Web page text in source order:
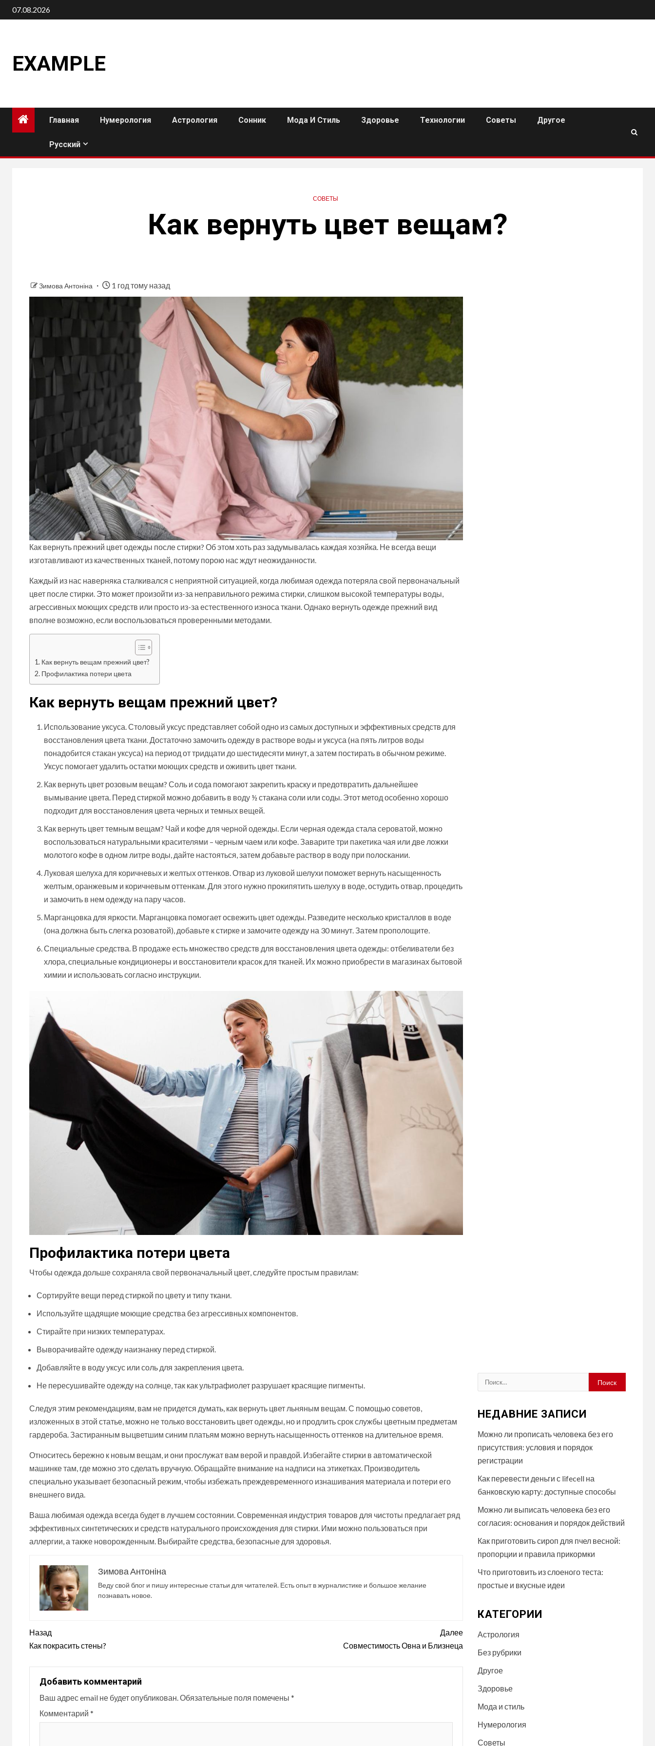
Перейти
к
07.08.2026
EXAMPLE
Главная Нумерология Астрология Сонник Мода И Стиль Здоровье Технологии Советы Другое
Русский
СОВЕТЫ
Как вернуть цвет вещам?
Зимова Антоніна 1 год тому назад
Как вернуть прежний цвет одежды после стирки? Об этом хоть раз задумывалась каждая хозяйка. Не всегда вещи
изготавливают из качественных тканей, потому порою нас ждут неожиданности.
Каждый из нас наверняка сталкивался с неприятной ситуацией, когда любимая одежда потеряла свой первоначальный
цвет после стирки. Это может произойти из-за неправильного режима стирки, слишком высокой температуры воды,
агрессивных моющих средств или просто из-за естественного износа ткани. Однако вернуть одежде прежний вид
вполне возможно, если воспользоваться проверенными методами.
Как вернуть вещам прежний цвет?
Профилактика потери цвета
Как вернуть вещам прежний цвет?
Использование уксуса. Столовый уксус представляет собой одно из самых доступных и эффективных средств для
восстановления цвета ткани. Достаточно замочить одежду в растворе воды и уксуса (на пять литров воды
понадобится стакан уксуса) на период от тридцати до шестидесяти минут, а затем постирать в обычном режиме.
Уксус помогает удалить остатки моющих средств и оживить цвет ткани.
Как вернуть цвет розовым вещам? Соль и сода помогают закрепить краску и предотвратить дальнейшее
вымывание цвета. Перед стиркой можно добавить в воду ½ стакана соли или соды. Этот метод особенно хорошо
подходит для восстановления цвета черных и темных вещей.
Как вернуть цвет темным вещам? Чай и кофе для черной одежды. Если черная одежда стала сероватой, можно
воспользоваться натуральными красителями – черным чаем или кофе. Заварите три пакетика чая или две ложки
молотого кофе в одном литре воды, дайте настояться, затем добавьте раствор в воду при полоскании.
Луковая шелуха для коричневых и желтых оттенков. Отвар из луковой шелухи поможет вернуть насыщенность
желтым, оранжевым и коричневым оттенкам. Для этого нужно прокипятить шелуху в воде, остудить отвар, процедить
и замочить в нем одежду на пару часов.
Марганцовка для яркости. Марганцовка помогает освежить цвет одежды. Разведите несколько кристаллов в воде
(она должна быть слегка розоватой), добавьте к стирке и замочите одежду на 30 минут. Затем прополощите.
Специальные средства. В продаже есть множество средств для восстановления цвета одежды: отбеливатели без
хлора, специальные кондиционеры и восстановители красок для тканей. Их можно приобрести в магазинах бытовой
химии и использовать согласно инструкции.
Профилактика потери цвета
Чтобы одежда дольше сохраняла свой первоначальный цвет, следуйте простым правилам:
Сортируйте вещи перед стиркой по цвету и типу ткани.
Используйте щадящие моющие средства без агрессивных компонентов.
Стирайте при низких температурах.
Выворачивайте одежду наизнанку перед стиркой.
Добавляйте в воду уксус или соль для закрепления цвета.
Не пересушивайте одежду на солнце, так как ультрафиолет разрушает красящие пигменты.
Следуя этим рекомендациям, вам не придется думать, как вернуть цвет льняным вещам. С помощью советов,
изложенных в этой статье, можно не только восстановить цвет одежды, но и продлить срок службы цветным предметам
гардероба. Застиранным выцветшим синим платьям можно вернуть насыщенность оттенков на длительное время.
Относитесь бережно к новым вещам, и они прослужат вам верой и правдой. Избегайте стирки в автоматической
машинке там, где можно это сделать вручную. Обращайте внимание на надписи на этикетках. Производитель
специально указывает безопасный режим, чтобы избежать преждевременного изнашивания материала и потери его
внешнего вида.
Ваша любимая одежда всегда будет в лучшем состоянии. Современная индустрия товаров для чистоты предлагает ряд
эффективных синтетических и средств натурального происхождения для стирки. Ими можно пользоваться при
аллергии, а также новорожденным. Выбирайте средства, безопасные для здоровья.
Зимова Антоніна
Веду свой блог и пишу интересные статьи для читателей. Есть опыт в журналистике и большое желание
познавать новое.
Продолжить
чтение
Назад
Как покрасить стены?
Далее
Совместимость Овна и Близнеца
Добавить комментарий
Ваш адрес email не будет опубликован.Обязательные поля помечены *
Комментарий *
Найти:
НЕДАВНИЕ ЗАПИСИ
Можно ли прописать человека без его
присутствия: условия и порядок
регистрации
Как перевести деньги с lifecell на
банковскую карту: доступные способы
Можно ли выписать человека без его
согласия: основания и порядок действий
Как приготовить сироп для пчел весной:
пропорции и правила прикормки
Что приготовить из слоеного теста:
простые и вкусные идеи
КАТЕГОРИИ
Астрология
Без рубрики
Другое
Здоровье
Мода и стиль
Нумерология
Советы